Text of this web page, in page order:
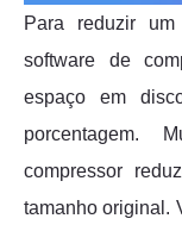
Para reduzir
software de
espaço em
porcentagem.
compressor
tamanho original.